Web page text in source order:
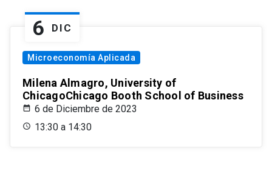
6 DIC
Microeconomía Aplicada
Milena Almagro, University of
ChicagoChicago Booth School of Business
6 de Diciembre de 2023
13:30 a 14:30